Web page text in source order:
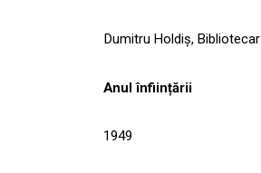
Dumitru Holdiş, Bibliotecar
Anul înființării
1949